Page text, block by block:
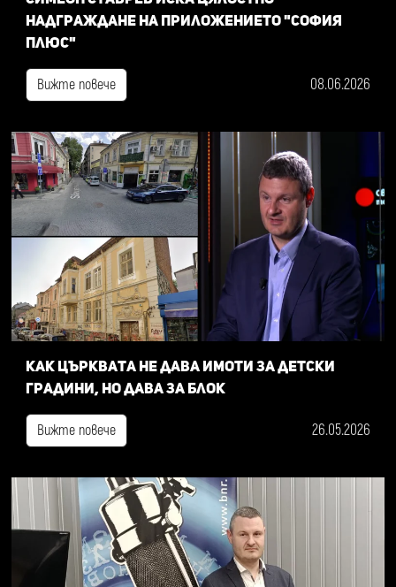
надграждане на приложението "София
плюс"
Вижте повече 08.06.2026
Как Църквата не дава имоти за детски
градини, но дава за блок
Вижте повече 26.05.2026